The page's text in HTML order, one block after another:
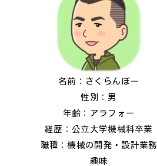
名前：さくらんぼー
性別：男
年齢：アラフォー
経歴：公立大学機械科卒業
職種：機械の開発・設計業務
趣味